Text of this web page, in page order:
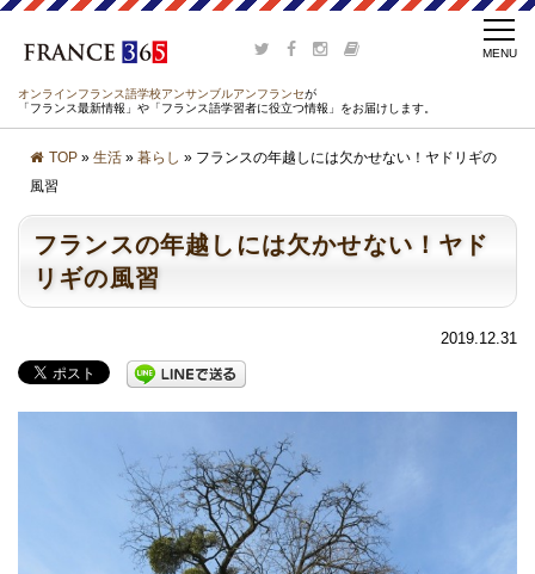
オンラインフランス語学校アンサンブルアンフランセが
「フランス最新情報」や「フランス語学習者に役立つ情報」をお届けします。
TOP » 生活 » 暮らし » フランスの年越しには欠かせない！ヤドリギの
風習
フランスの年越しには欠かせない！ヤド
リギの風習
2019.12.31